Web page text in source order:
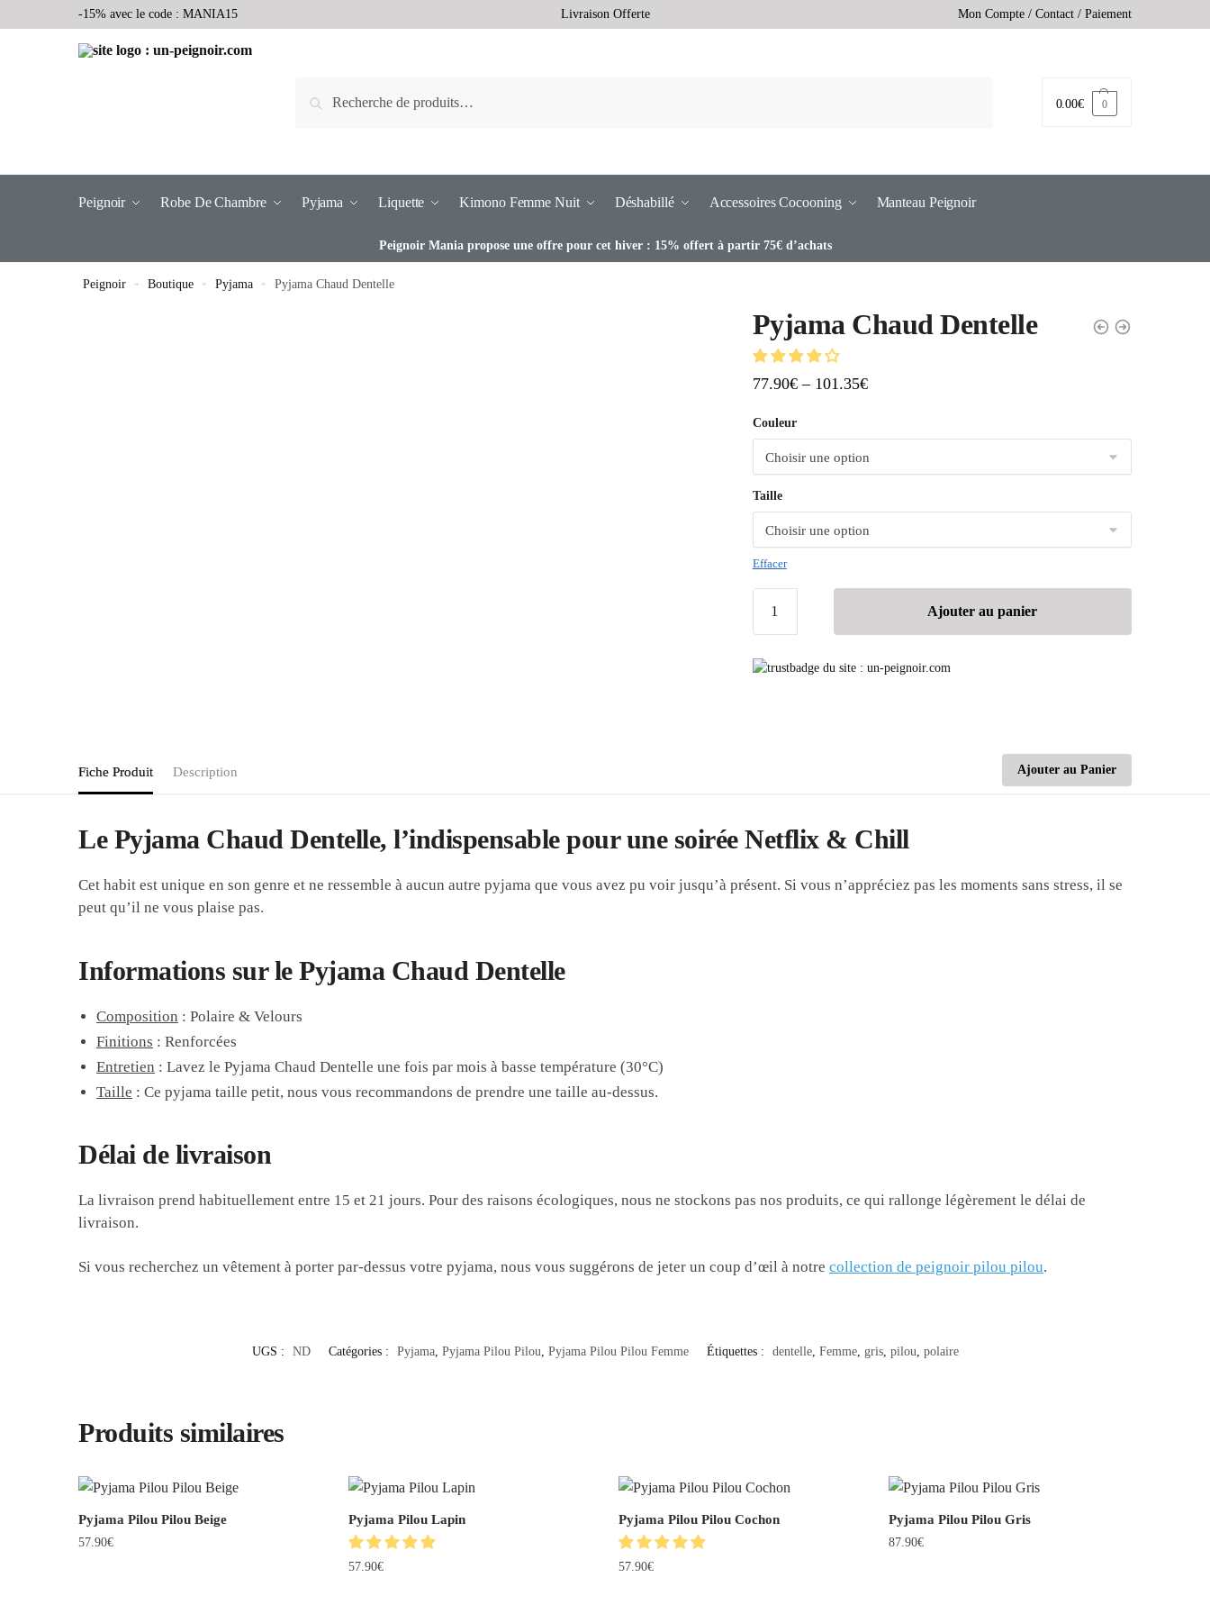
-15% avec le code : MANIA15 Livraison Offerte Mon Compte / Contact / Paiement
Recherche 0.00€ 0
Peignoir Robe De Chambre Pyjama Liquette Kimono Femme Nuit Déshabillé Accessoires Cocooning Manteau Peignoir
Peignoir Mania propose une offre pour cet hiver : 15% offert à partir 75€ d’achats
Peignoir » Boutique » Pyjama » Pyjama Chaud Dentelle
Pyjama Chaud Dentelle
77.90€– 101.35€
Couleur
Taille
Effacer
Ajouter au panier
Fiche Produit Description Ajouter au Panier
Le Pyjama Chaud Dentelle, l’indispensable pour une soirée Netflix & Chill
Cet habit est unique en son genre et ne ressemble à aucun autre pyjama que vous avez pu voir jusqu’à présent. Si vous n’appréciez pas les moments sans stress, il se
peut qu’il ne vous plaise pas.
Informations sur le Pyjama Chaud Dentelle
Composition : Polaire & Velours
Finitions : Renforcées
Entretien : Lavez le Pyjama Chaud Dentelle une fois par mois à basse température (30°C)
Taille : Ce pyjama taille petit, nous vous recommandons de prendre une taille au-dessus.
Délai de livraison
La livraison prend habituellement entre 15 et 21 jours. Pour des raisons écologiques, nous ne stockons pas nos produits, ce qui rallonge légèrement le délai de
livraison.
Si vous recherchez un vêtement à porter par-dessus votre pyjama, nous vous suggérons de jeter un coup d’œil à notrecollection de peignoir pilou pilou.
UGS : ND Catégories : Pyjama, Pyjama Pilou Pilou, Pyjama Pilou Pilou Femme Étiquettes : dentelle, Femme, gris, pilou, polaire
Produits similaires
Pyjama Pilou Pilou Beige
57.90€
Pyjama Pilou Lapin
57.90€
Pyjama Pilou Pilou Cochon
57.90€
Pyjama Pilou Pilou Gris
87.90€